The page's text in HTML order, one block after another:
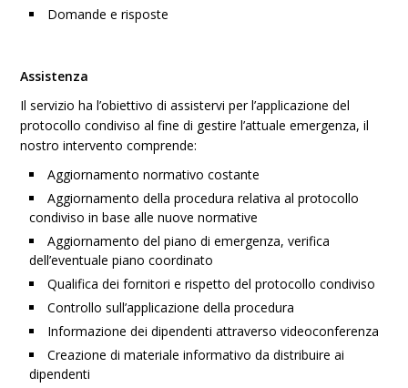
Domande e risposte
Assistenza
Il servizio ha l’obiettivo di assistervi per l’applicazione del
protocollo condiviso al fine di gestire l’attuale emergenza, il
nostro intervento comprende:
Aggiornamento normativo costante
Aggiornamento della procedura relativa al protocollo
condiviso in base alle nuove normative
Aggiornamento del piano di emergenza, verifica
dell’eventuale piano coordinato
Qualifica dei fornitori e rispetto del protocollo condiviso
Controllo sull’applicazione della procedura
Informazione dei dipendenti attraverso videoconferenza
Creazione di materiale informativo da distribuire ai
dipendenti